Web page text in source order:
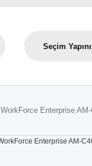
WorkForce Enterprise AM-